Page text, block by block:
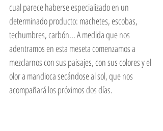
cual parece haberse especializado en un
determinado producto: machetes, escobas,
techumbres, carbón... A medida que nos
adentramos en esta meseta comenzamos a
mezclarnos con sus paisajes, con sus colores y el
olor a mandioca secándose al sol, que nos
acompañará los próximos dos días.